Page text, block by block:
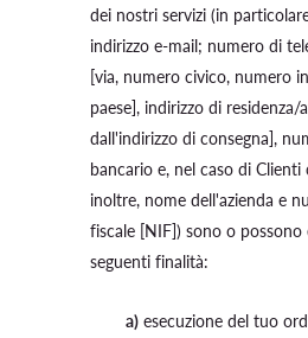
dei nostri servizi (in
indirizzo e-mail; numero di
[via, numero civico, numero
paese], indirizzo di residenza/
dall'indirizzo di consegna],
bancario e, nel caso di
inoltre, nome dell'azienda e
fiscale [NIF]) sono o
seguenti finalità:
a) esecuzione del tuo